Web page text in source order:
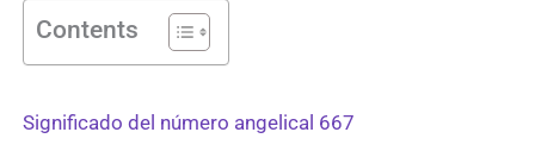
Contents
Significado del número angelical 667